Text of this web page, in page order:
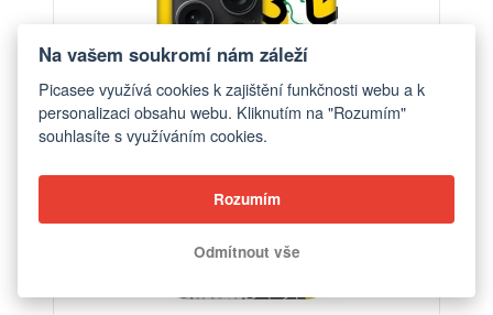
Na vašem soukromí nám záleží
Picasee využívá cookies k zajištění funkčnosti webu a k
personalizaci obsahu webu. Kliknutím na "Rozumím"
souhlasíte s využíváním cookies.
Rozumím
Odmítnout vše